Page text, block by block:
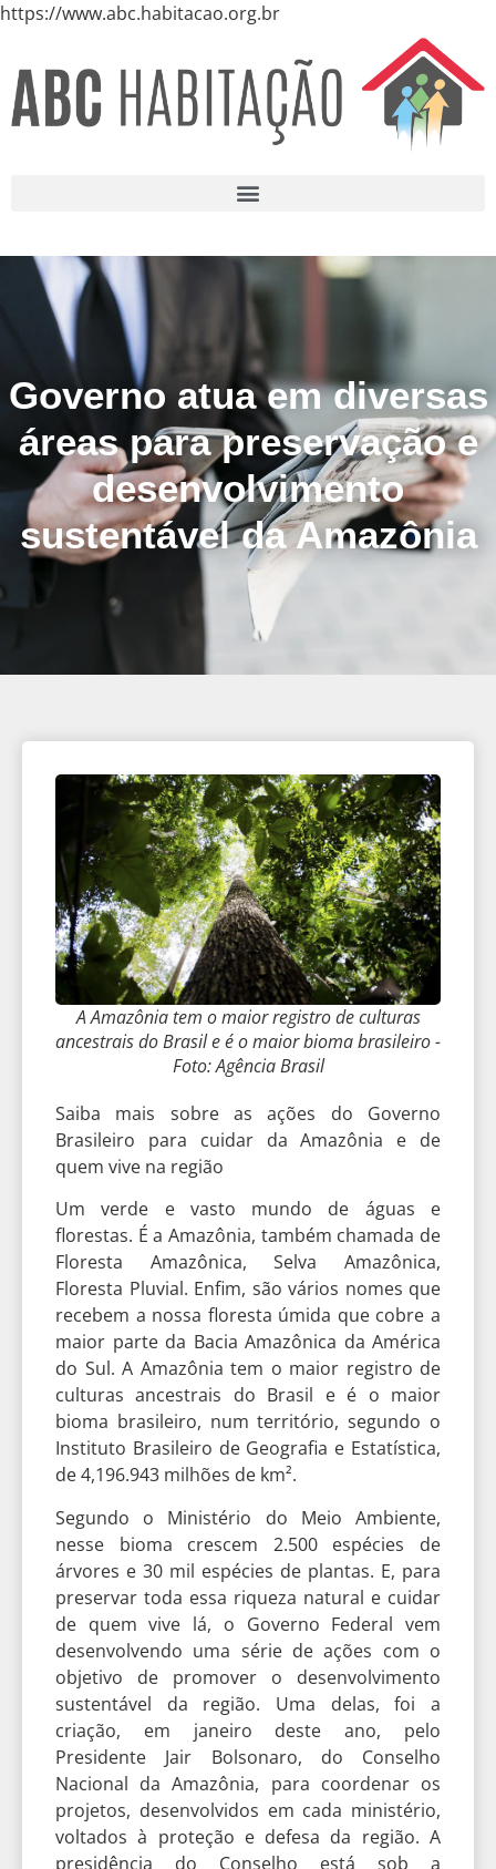
https://www.abc.habitacao.org.br
Governo atua em diversas
áreas para preservação e
desenvolvimento
sustentável da Amazônia
A Amazônia tem o maior registro de culturas
ancestrais do Brasil e é o maior bioma brasileiro -
Foto: Agência Brasil
Saiba mais sobre as ações do Governo
Brasileiro para cuidar da Amazônia e de
quem vive na região
Um verde e vasto mundo de águas e
florestas. É a Amazônia, também chamada de
Floresta Amazônica, Selva Amazônica,
Floresta Pluvial. Enfim, são vários nomes que
recebem a nossa floresta úmida que cobre a
maior parte da Bacia Amazônica da América
do Sul. A Amazônia tem o maior registro de
culturas ancestrais do Brasil e é o maior
bioma brasileiro, num território, segundo o
Instituto Brasileiro de Geografia e Estatística,
de 4,196.943 milhões de km².
Segundo o Ministério do Meio Ambiente,
nesse bioma crescem 2.500 espécies de
árvores e 30 mil espécies de plantas. E, para
preservar toda essa riqueza natural e cuidar
de quem vive lá, o Governo Federal vem
desenvolvendo uma série de ações com o
objetivo de promover o desenvolvimento
sustentável da região. Uma delas, foi a
criação, em janeiro deste ano, pelo
Presidente Jair Bolsonaro, do Conselho
Nacional da Amazônia, para coordenar os
projetos, desenvolvidos em cada ministério,
voltados à proteção e defesa da região. A
presidência do Conselho está sob a